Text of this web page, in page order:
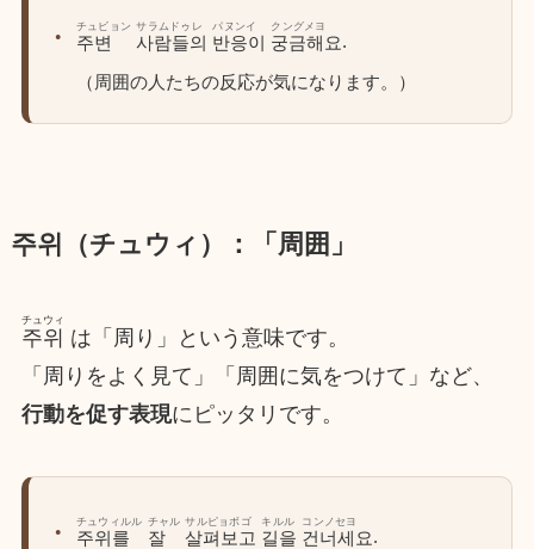
주변
チュビョン
사람들의
サラムドゥレ
반응이
パヌンイ
궁금해요
クングメヨ
.
（周囲の人たちの反応が気になります。）
주위（チュウィ）：「周囲」
주위
チュウィ
は「周り」という意味です。
「周りをよく見て」「周囲に気をつけて」など、
行動を促す表現にピッタリです。
주위를
チュウィルル
잘
チャル
살펴보고
サルピョボゴ
길을
キルル
건너세요
コンノセヨ
.